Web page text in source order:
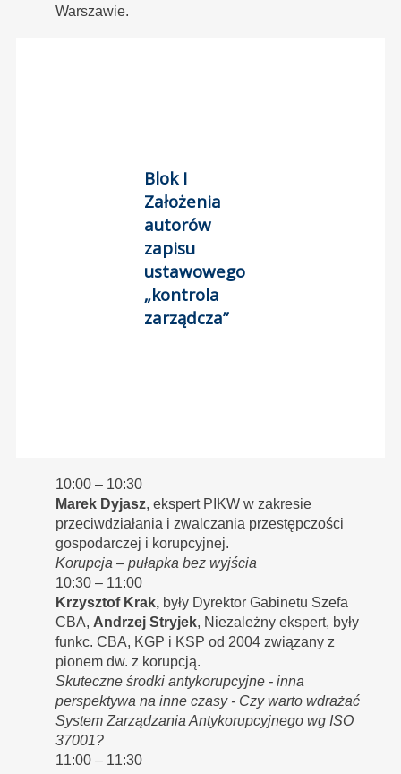
Warszawie.
Blok I
Założenia
autorów
zapisu
ustawowego
„kontrola
zarządcza”
10:00 – 10:30
Marek Dyjasz, ekspert PIKW w zakresie
przeciwdziałania i zwalczania przestępczości
gospodarczej i korupcyjnej.
Korupcja – pułapka bez wyjścia
10:30 – 11:00
Krzysztof Krak, były Dyrektor Gabinetu Szefa
CBA, Andrzej Stryjek, Niezależny ekspert, były
funkc. CBA, KGP i KSP od 2004 związany z
pionem dw. z korupcją.
Skuteczne środki antykorupcyjne - inna
perspektywa na inne czasy - Czy warto wdrażać
System Zarządzania Antykorupcyjnego wg ISO
37001?
11:00 – 11:30